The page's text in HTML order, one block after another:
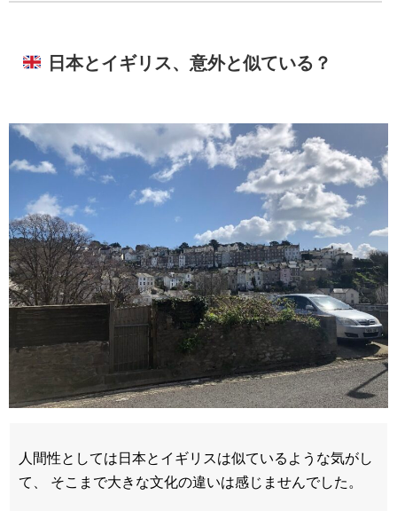
日本とイギリス、意外と似ている？
人間性としては日本とイギリスは似ているような気がし
て、 そこまで大きな文化の違いは感じませんでした。